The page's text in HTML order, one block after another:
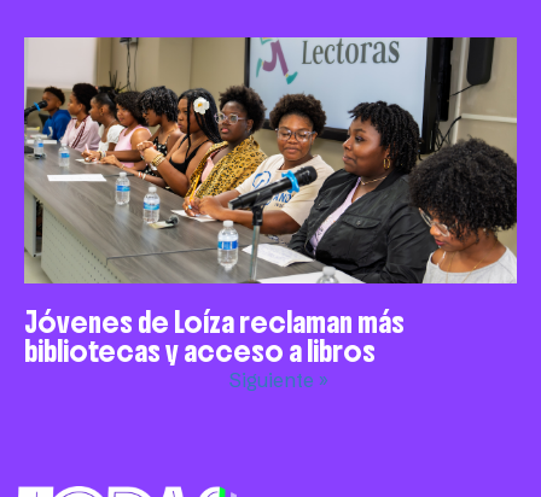
Jóvenes de Loíza reclaman más
bibliotecas y acceso a libros
Siguiente »